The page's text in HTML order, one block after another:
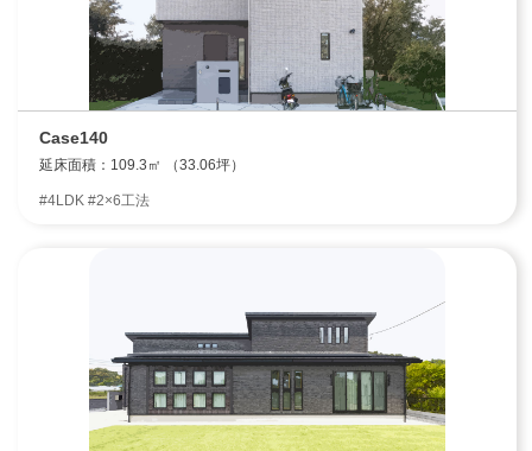
Case140
延床面積：109.3㎡ （33.06坪）
#4LDK #2×6工法